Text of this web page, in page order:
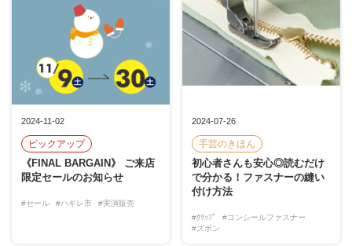
2024-11-02
ピックアップ
《FINAL BARGAIN》 ご来店
限定セールのお知らせ
#セール #ハギレ市 #実演販売
2024-07-26
手芸のきほん
初心者さんも安心◎読むだけ
で分かる！ファスナーの縫い
付け方法
#ｸﾘｯﾌﾟ
#コンシールファスナー
#ズボン